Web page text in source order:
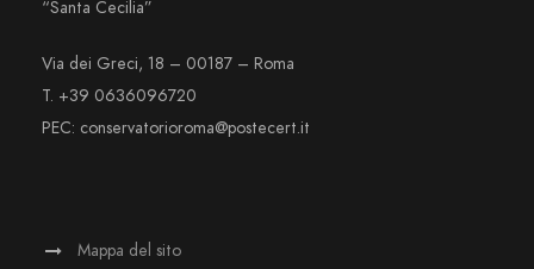
“Santa Cecilia”
Via dei Greci, 18 – 00187 – Roma
T. +39 0636096720
PEC: conservatorioroma@postecert.it
Mappa del sito